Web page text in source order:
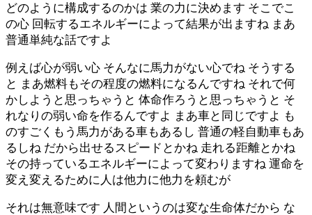
どのように構成するのかは 業の力に決めます そこでこ
の心 回転するエネルギーによって結果が出ますね まあ
普通単純な話ですよ
例えば心が弱い心 そんなに馬力がない心でね そうする
と まあ燃料もその程度の燃料になるんですね それで何
かしようと思っちゃうと 体命作ろうと思っちゃうと そ
れなりの弱い命を作るんですよ まあ車と同じですよ も
のすごくもう馬力がある車もあるし 普通の軽自動車もあ
るしね だから出せるスピードとかね 走れる距離とかね
その持っているエネルギーによって変わりますね 運命を
変え変えるために人は他力に他力を頼むが
それは無意味です 人間というのは変な生命体だから な